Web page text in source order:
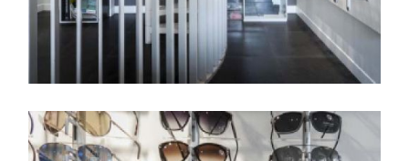
sol en un lateral